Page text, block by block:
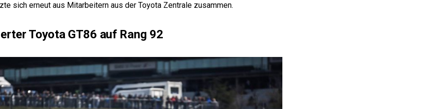
sich erneut aus Mitarbeitern aus der Toyota Zentrale zusammen.
Toyota GT86 auf Rang 92